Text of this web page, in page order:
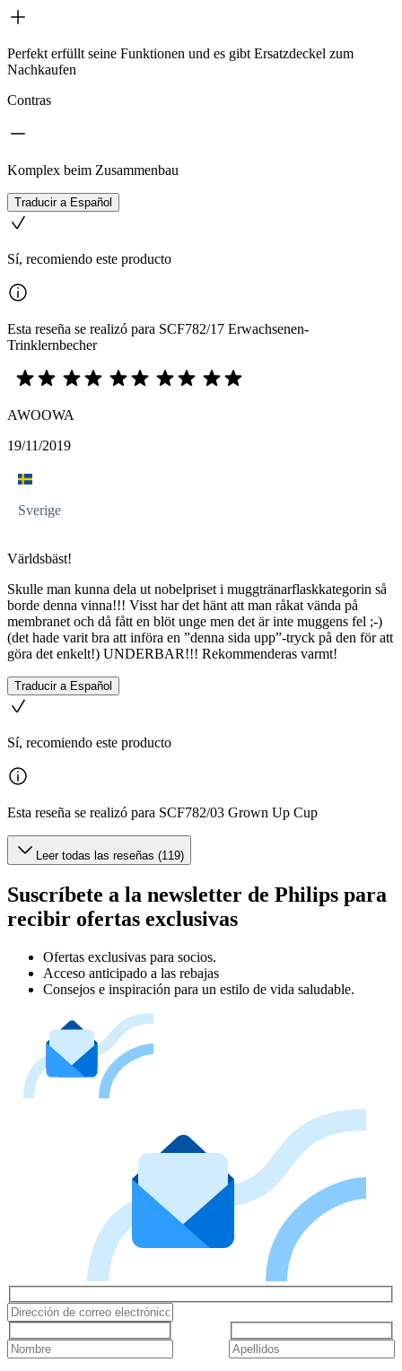
Perfekt erfüllt seine Funktionen und es gibt Ersatzdeckel zum
Nachkaufen
Contras
Komplex beim Zusammenbau
Traducir a Español
Sí, recomiendo este producto
Esta reseña se realizó para SCF782/17 Erwachsenen-
Trinklernbecher
AWOOWA
19/11/2019
Sverige
Världsbäst!
Skulle man kunna dela ut nobelpriset i muggtränarflaskkategorin så
borde denna vinna!!! Visst har det hänt att man råkat vända på
membranet och då fått en blöt unge men det är inte muggens fel ;-)
(det hade varit bra att införa en ”denna sida upp”-tryck på den för att
göra det enkelt!) UNDERBAR!!! Rekommenderas varmt!
Traducir a Español
Sí, recomiendo este producto
Esta reseña se realizó para SCF782/03 Grown Up Cup
Leer todas las reseñas (119)
Suscríbete a la newsletter de Philips para
recibir ofertas exclusivas
Ofertas exclusivas para socios.
Acceso anticipado a las rebajas
Consejos e inspiración para un estilo de vida saludable.